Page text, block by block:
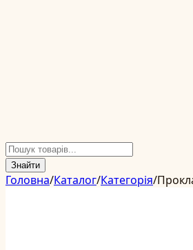
Знайти
Головна/Каталог/Категорія/